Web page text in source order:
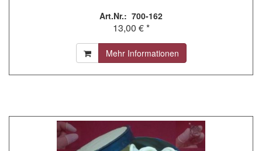
Art.Nr.: 700-162
13,00 € *
Mehr Informationen